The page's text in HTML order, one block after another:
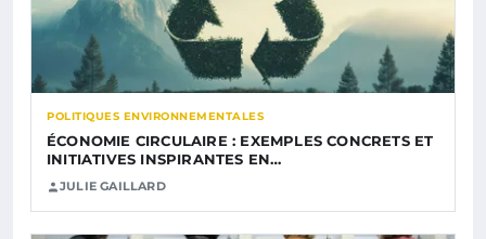
POLITIQUES ENVIRONNEMENTALES
ÉCONOMIE CIRCULAIRE : EXEMPLES CONCRETS ET
INITIATIVES INSPIRANTES EN…
JULIE GAILLARD